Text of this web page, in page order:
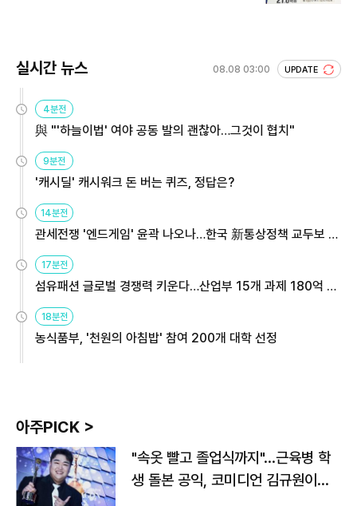
실시간 뉴스 08.08 03:00 UPDATE
4분전
與 "'하늘이법' 여야 공동 발의 괜찮아…그것이 협치"
9분전
'캐시딜' 캐시워크 돈 버는 퀴즈, 정답은?
14분전
관세전쟁 '엔드게임' 윤곽 나오나…한국 新통상정책 교두보 활
17분전
섬유패션 글로벌 경쟁력 키운다…산업부 15개 과제 180억 지
18분전
농식품부, '천원의 아침밥' 참여 200개 대학 선정
아주PICK >
"속옷 빨고 졸업식까지"…근육병 학
생 돌본 공익, 코미디언 김규원이었